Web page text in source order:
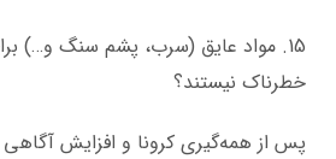
15. مواد عایق (سرب، پشم سنگ و…)
خطرناک نیستند؟
پس از همه‌گیری کرونا و افزایش